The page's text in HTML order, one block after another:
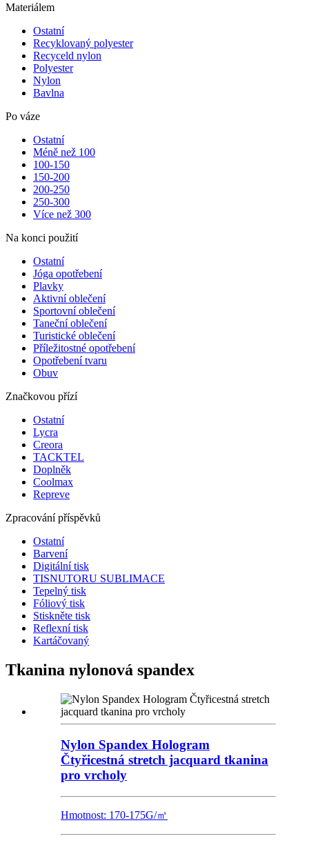
Materiálem
Ostatní
Recyklovaný polyester
Recyceld nylon
Polyester
Nylon
Bavlna
Po váze
Ostatní
Méně než 100
100-150
150-200
200-250
250-300
Více než 300
Na konci použití
Ostatní
Jóga opotřebení
Plavky
Aktivní oblečení
Sportovní oblečení
Taneční oblečení
Turistické oblečení
Příležitostné opotřebení
Opotřebení tvaru
Obuv
Značkovou přízí
Ostatní
Lycra
Creora
TACKTEL
Doplněk
Coolmax
Repreve
Zpracování příspěvků
Ostatní
Barvení
Digitální tisk
TISNUTORU SUBLIMACE
Tepelný tisk
Fóliový tisk
Stiskněte tisk
Reflexní tisk
Kartáčovaný
Tkanina nylonová spandex
Nylon Spandex Hologram
Čtyřicestná stretch jacquard tkanina
pro vrcholy
Hmotnost: 170-175G/㎡